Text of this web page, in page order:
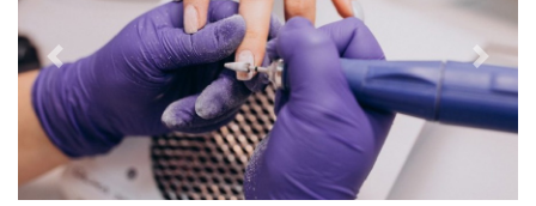
Geri İleri